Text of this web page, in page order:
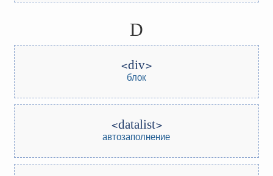
D
div
блок
datalist
автозаполнение